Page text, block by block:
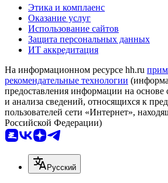
Этика и комплаенс
Оказание услуг
Использование сайтов
Защита персональных данных
ИТ аккредитация
На информационном ресурсе hh.ru
рекомендательные технологии
предоставления информации на основе
и анализа сведений, относящихся к
пользователей сети «Интернет»,
Российской Федерации)
Русский